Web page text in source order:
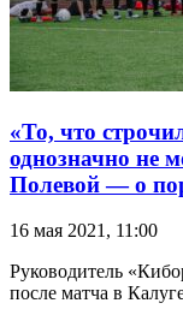
«То, что
однозначно не
Полевой — о
16 мая 2021, 11:00
Руководитель
после матча в